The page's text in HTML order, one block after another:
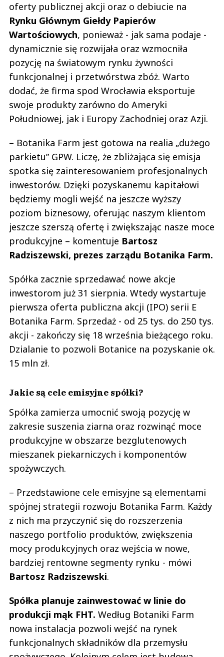
oferty publicznej akcji oraz o debiucie na
Rynku Głównym Giełdy Papierów
Wartościowych, ponieważ - jak sama podaje -
dynamicznie się rozwijała oraz wzmocniła
pozycję na światowym rynku żywności
funkcjonalnej i przetwórstwa zbóż. Warto
dodać, że firma spod Wrocławia eksportuje
swoje produkty zarówno do Ameryki
Południowej, jak i Europy Zachodniej oraz Azji.
– Botanika Farm jest gotowa na realia „dużego
parkietu” GPW. Liczę, że zbliżająca się emisja
spotka się zainteresowaniem profesjonalnych
inwestorów. Dzięki pozyskanemu kapitałowi
będziemy mogli wejść na jeszcze wyższy
poziom biznesowy, oferując naszym klientom
jeszcze szerszą ofertę i zwiększając nasze moce
produkcyjne – komentuje Bartosz
Radziszewski, prezes zarządu Botanika Farm.
Spółka zacznie sprzedawać nowe akcje
inwestorom już 31 sierpnia. Wtedy wystartuje
pierwsza oferta publiczna akcji (IPO) serii E
Botanika Farm. Sprzedaż - od 25 tys. do 250 tys.
akcji - zakończy się 18 września bieżącego roku.
Dzialanie to pozwoli Botanice na pozyskanie ok.
15 mln zł.
Jakie są cele emisyjne spółki?
Spółka zamierza umocnić swoją pozycję w
zakresie suszenia ziarna oraz rozwinąć moce
produkcyjne w obszarze bezglutenowych
mieszanek piekarniczych i komponentów
spożywczych.
– Przedstawione cele emisyjne są elementami
spójnej strategii rozwoju Botanika Farm. Każdy
z nich ma przyczynić się do rozszerzenia
naszego portfolio produktów, zwiększenia
mocy produkcyjnych oraz wejścia w nowe,
bardziej rentowne segmenty rynku - mówi
Bartosz Radziszewski.
Spółka planuje zainwestować w linie do
produkcji mąk FHT. Według Botaniki Farm
nowa instalacja pozwoli wejść na rynek
funkcjonalnych składników dla przemysłu